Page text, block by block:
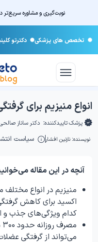
نوبت‌گیری و مشاوره سریع‌تر
تخصص های پزشکی دکترتو
انواع منیزیم برای
پزشک تاییدکننده: دکتر ساناز
نویسنده: نازنین افشار سیاست
آنچه در این مقاله
منیزیم در انواع مختلف
اکسید برای کاهش
کدام ویژگی‌های جذب و
می‌تواند از گرفتگی